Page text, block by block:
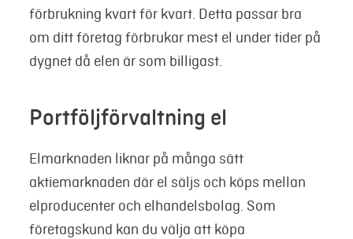
förbrukning kvart för kvart. Detta passar bra
om ditt företag förbrukar mest el under tider på
dygnet då elen är som billigast.
Portföljförvaltning el
Elmarknaden liknar på många sätt
aktiemarknaden där el säljs och köps mellan
elproducenter och elhandelsbolag. Som
företagskund kan du välja att köpa